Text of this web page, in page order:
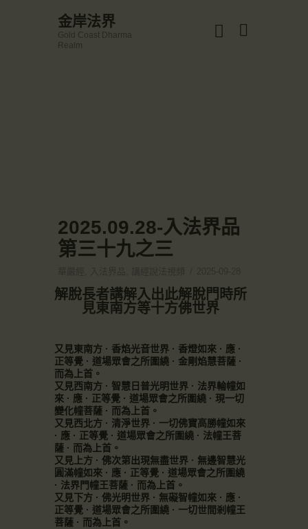
金岸法界
Gold Coast Dharma
Realm
教育培德
聯繫我們
2025.09.28-入法界品
第三十九之三
解脫長者講解入出此解脫門時所
見東南方等十方佛世界
又見東南方 · 香焰光音世界 · 香燈如來 · 應 ·
正等覺 · 道場眾會之所圍繞 · 金剛焰慧菩薩 ·
而為上首。
又見西南方 · 智慧日普光明世界 · 法界輪幢如
來 · 應 · 正等覺 · 道場眾會之所圍繞 · 現一切
變化幢菩薩 · 而為上首。
又見西北方 · 清淨世界 · 一切佛寶高勝幢如來
· 應 · 正等覺 · 道場眾會之所圍繞 · 法幢王菩
薩 · 而為上首。
又見上方 · 佛次第出現無盡世界 · 無邊智慧光
圓滿幢如來 · 應 · 正等覺 · 道場眾會之所圍繞
· 法界門幢王菩薩 · 而為上首。
又見下方 · 佛光明世界 · 無礙智幢如來 · 應 ·
正等覺 · 道場眾會之所圍繞 · 一切世間剎幢王
菩薩 · 而為上首。
☀️法宴：華嚴經入法界品第三十九 ☀️
🙏講者：上恆下實法師 (Rev. Heng Sure)